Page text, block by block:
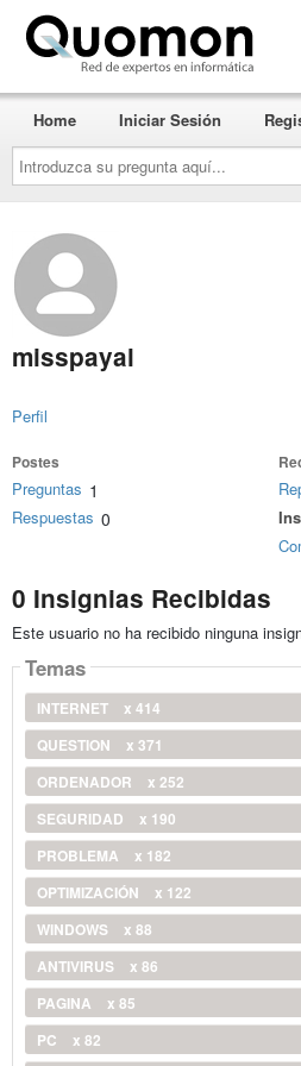
Introduzca
su
pregunta
aquí...
Home Iniciar Sesión
misspayal
Perfil
Postes
Preguntas 1
Respuestas 0
0 Insignias Recibidas
Este usuario no ha recibido ninguna
Temas
INTERNET
x 414
QUESTION
x 371
ORDENADOR
x 252
SEGURIDAD
x 190
PROBLEMA
x 182
OPTIMIZACIÓN
x 122
WINDOWS
x 88
ANTIVIRUS
x 86
PAGINA
x 85
PC
x 82